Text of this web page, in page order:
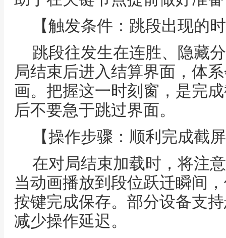
【触发条件：跳段出现的
跳段往发生在连胜、隐藏
局结束后进入结算界面，体
画。把握这一时刻窗，是完
后不要急于跳过界面。
【操作步骤：顺利完成截
在对局结束加载时，将注
当动画播放到段位跃迁瞬间
按键完成保存。部分设备支
减少操作延迟。